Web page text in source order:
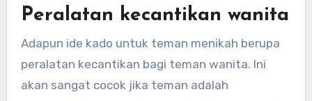
Peralatan kecantikan wanita
Adapun ide kado untuk teman menikah berupa
peralatan kecantikan bagi teman wanita. Ini
akan sangat cocok jika teman adalah